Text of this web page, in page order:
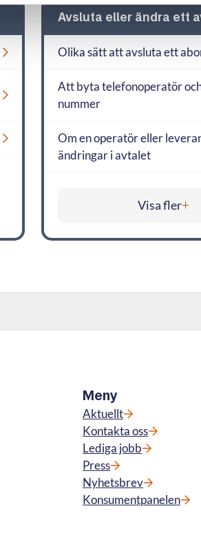
Avsluta eller ändra ett
Olika sätt att avsluta ett
Att byta telefonoperatör
nummer
Om en operatör eller
ändringar i avtalet
Visa fler
Meny
Aktuellt
Kontakta oss
Lediga jobb
Press
Nyhetsbrev
Konsumentpanelen